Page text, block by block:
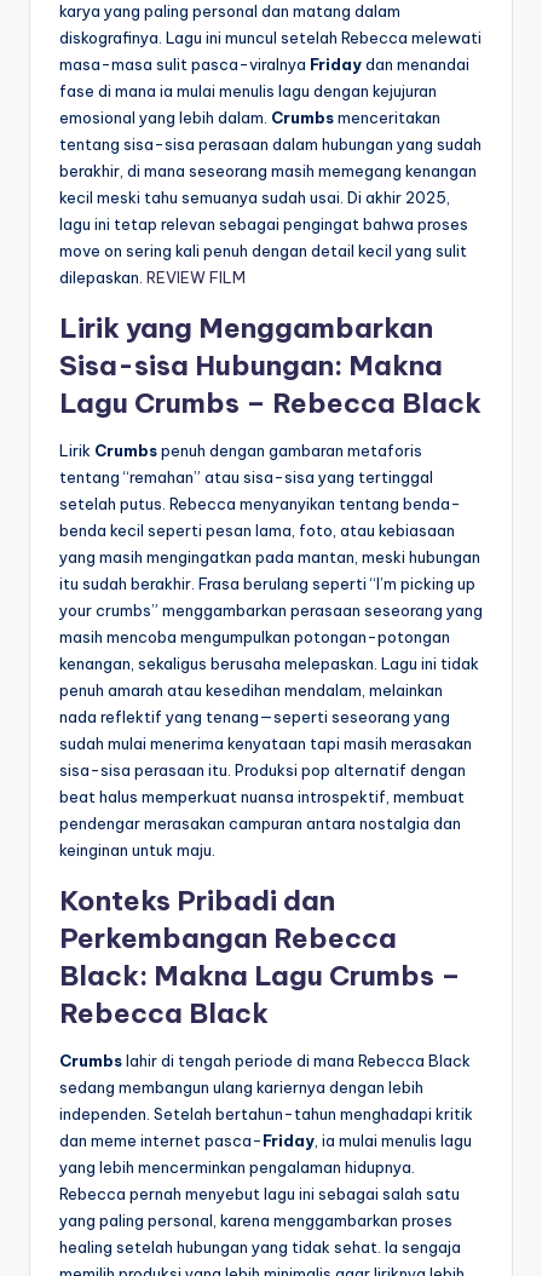
karya yang paling personal dan matang dalam
diskografinya. Lagu ini muncul setelah Rebecca melewati
masa-masa sulit pasca-viralnya Fridaydan menandai
fase di mana ia mulai menulis lagu dengan kejujuran
emosional yang lebih dalam. Crumbsmenceritakan
tentang sisa-sisa perasaan dalam hubungan yang sudah
berakhir, di mana seseorang masih memegang kenangan
kecil meski tahu semuanya sudah usai. Di akhir 2025,
lagu ini tetap relevan sebagai pengingat bahwa proses
move on sering kali penuh dengan detail kecil yang sulit
dilepaskan. REVIEW FILM
Lirik yang Menggambarkan
Sisa-sisa Hubungan: Makna
Lagu Crumbs – Rebecca Black
Lirik Crumbspenuh dengan gambaran metaforis
tentang “remahan” atau sisa-sisa yang tertinggal
setelah putus. Rebecca menyanyikan tentang benda-
benda kecil seperti pesan lama, foto, atau kebiasaan
yang masih mengingatkan pada mantan, meski hubungan
itu sudah berakhir. Frasa berulang seperti “I’m picking up
your crumbs” menggambarkan perasaan seseorang yang
masih mencoba mengumpulkan potongan-potongan
kenangan, sekaligus berusaha melepaskan. Lagu ini tidak
penuh amarah atau kesedihan mendalam, melainkan
nada reflektif yang tenang—seperti seseorang yang
sudah mulai menerima kenyataan tapi masih merasakan
sisa-sisa perasaan itu. Produksi pop alternatif dengan
beat halus memperkuat nuansa introspektif, membuat
pendengar merasakan campuran antara nostalgia dan
keinginan untuk maju.
Konteks Pribadi dan
Perkembangan Rebecca
Black: Makna Lagu Crumbs –
Rebecca Black
Crumbslahir di tengah periode di mana Rebecca Black
sedang membangun ulang kariernya dengan lebih
independen. Setelah bertahun-tahun menghadapi kritik
dan meme internet pasca-Friday, ia mulai menulis lagu
yang lebih mencerminkan pengalaman hidupnya.
Rebecca pernah menyebut lagu ini sebagai salah satu
yang paling personal, karena menggambarkan proses
healing setelah hubungan yang tidak sehat. Ia sengaja